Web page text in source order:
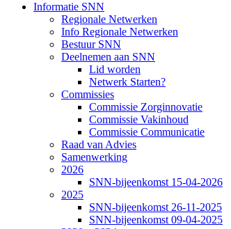
Informatie SNN
Regionale Netwerken
Info Regionale Netwerken
Bestuur SNN
Deelnemen aan SNN
Lid worden
Netwerk Starten?
Commissies
Commissie Zorginnovatie
Commissie Vakinhoud
Commissie Communicatie
Raad van Advies
Samenwerking
2026
SNN-bijeenkomst 15-04-2026
2025
SNN-bijeenkomst 26-11-2025
SNN-bijeenkomst 09-04-2025